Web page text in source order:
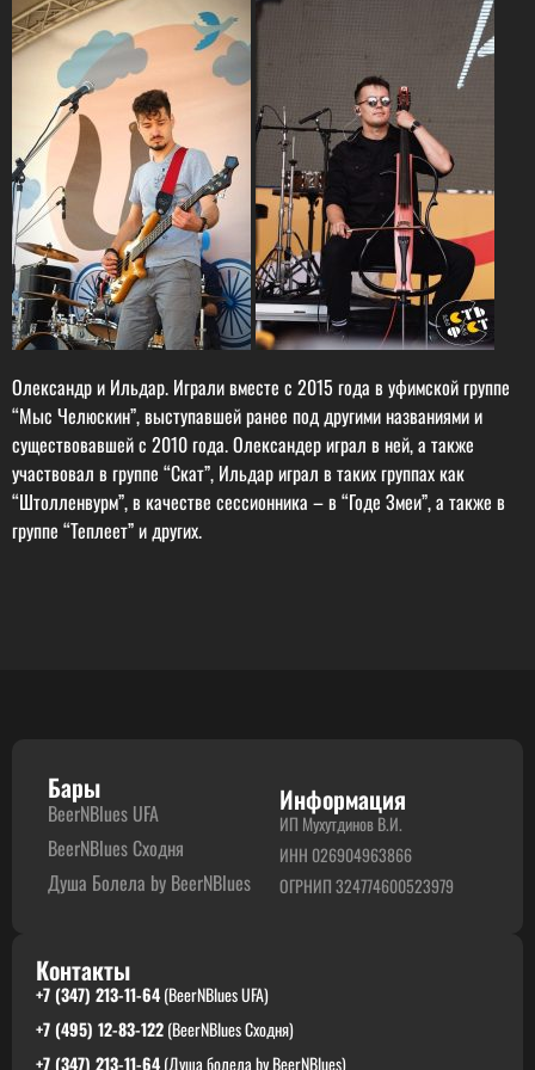
Олександр и Ильдар. Играли вместе с 2015 года в уфимской группе
“Мыс Челюскин”, выступавшей ранее под другими названиями и
существовавшей с 2010 года. Олександер играл в ней, а также
участвовал в группе “Скат”, Ильдар играл в таких группах как
“Штолленвурм”, в качестве сессионника – в “Годе Змеи”, а также в
группе “Теплеет” и других.
Бары
BeerNBlues UFA
BeerNBlues Сходня
Душа Болела by BeerNBlues
Информация
ИП Мухутдинов В.И.
ИНН 026904963866
ОГРНИП 324774600523979
Контакты
+7 (347) 213-11-64(BeerNBlues UFA)
+7 (495) 12-83-122(BeerNBlues Сходня)
+7 (347) 213-11-64(Душа болела by BeerNBlues)